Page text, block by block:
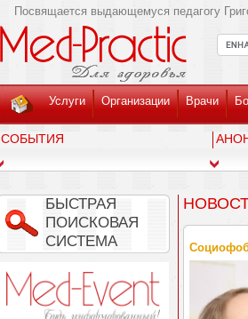
Посвящается выдающемуся педагогу
Услуги Организации Врачи
СОБЫТИЯ
БЫСТРАЯ
ПОИСКОВАЯ
СИСТЕМА